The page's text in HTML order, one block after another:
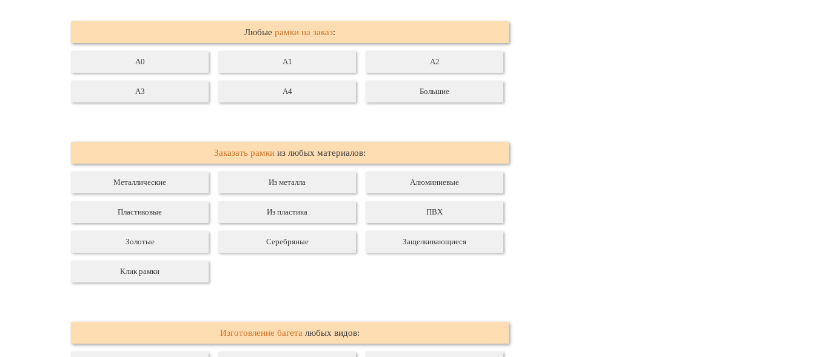
Любые рамки на заказ:
А0 А1 А2
А3 А4 Большие
Заказать рамки из любых материалов:
Металлические Из металла Алюминиевые
Пластиковые Из пластика ПВХ
Золотые Серебряные Защелкивающиеся
Клик рамки
Изготовление багета любых видов: